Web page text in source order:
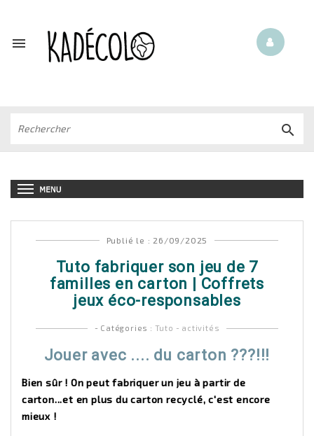


Publié le : 26/09/2025
Tuto fabriquer son jeu de 7
familles en carton | Coffrets
jeux éco-responsables
- Catégories : Tuto - activités
Jouer avec .... du carton ???!!!
Bien sûr ! On peut fabriquer un jeu à partir de
carton...et en plus du carton recyclé, c'est encore
mieux !